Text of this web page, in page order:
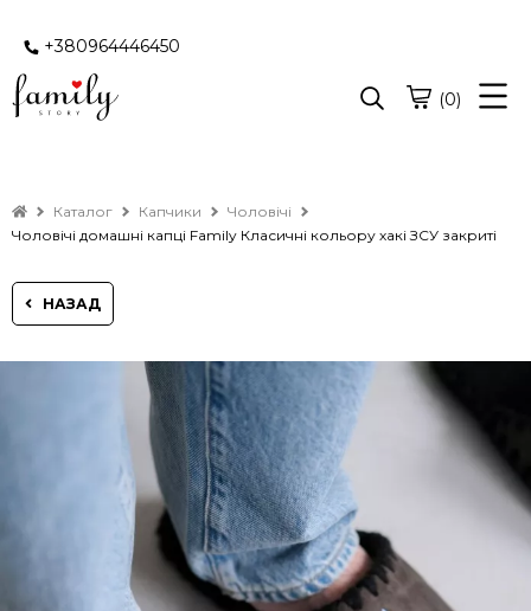
+380964446450
(0)
Каталог Капчики
Чоловічі
Чоловічі домашні капці Family Класичні кольору хакі ЗСУ закриті
НАЗАД